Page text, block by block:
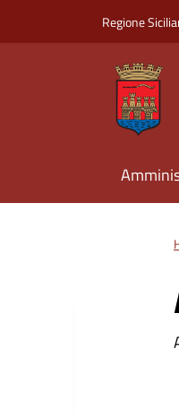
Regione